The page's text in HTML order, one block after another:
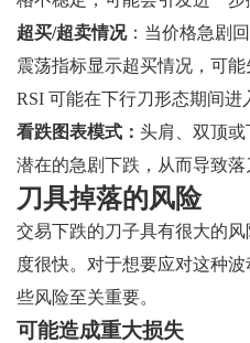
超买/超卖情况：当价格急剧
震荡指标显示超买情况，可
RSI 可能在下行刀形态期间进
看跌图表模式： 头肩、双顶
潜在的急剧下跌，从而导致落
刀具掉落的风险
交易下跌的刀子具有很大的
度很快。对于想要应对这种
些风险至关重要。
可能造成重大损失